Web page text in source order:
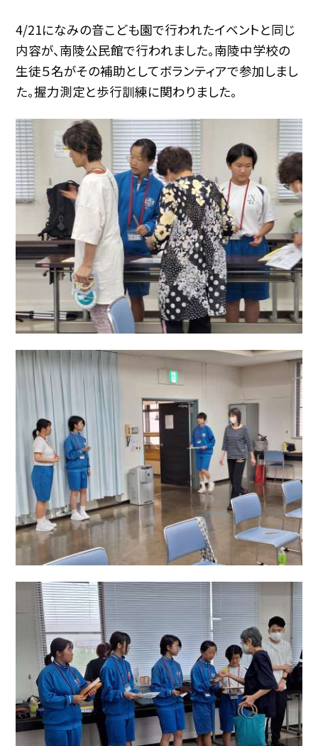
4/21になみの音こども園で行われたイベントと同じ
内容が、南陵公民館で行われました。南陵中学校の
生徒５名がその補助としてボランティアで参加しまし
た。握力測定と歩行訓練に関わりました。